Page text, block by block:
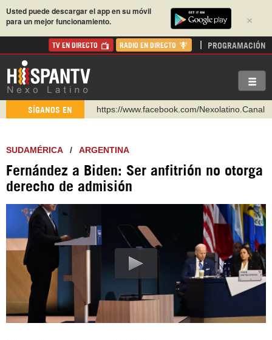
×
Usted puede descargar el app en su móvil
para un mejor funcionamiento.
TV EN DIRECTO RADIO EN DIRECTO PROGRAMACIÓN
SÍGANOS EN https://www.facebook.com/Nexolatino.Canal
https://www.youtube.com/@nexo_latino
https://t.me/hispantvcanal
https://urmedium.com/c/hispantv
WhatsApp y Viber: +98 921 79 29 404
Instagram como: hispan_tv
SUDAMÉRICA/ ARGENTINA
Fernández a Biden: Ser anfitrión no otorga
derecho de admisión